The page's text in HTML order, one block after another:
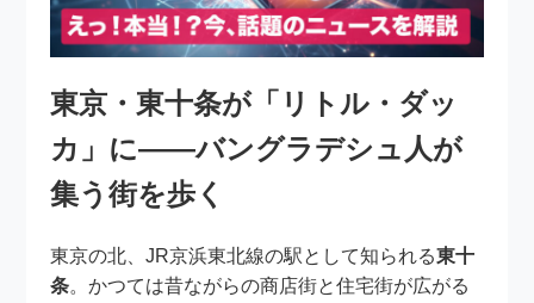
東京・東十条が「リトル・ダッ
カ」に――バングラデシュ人が
集う街を歩く
東京の北、JR京浜東北線の駅として知られる東十
条。かつては昔ながらの商店街と住宅街が広がる